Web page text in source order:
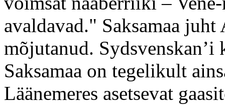
avaldavad." Saksamaa
mõjutanud. Sydsvenskan’i
Saksamaa on tegelikult
Läänemeres asetsevat